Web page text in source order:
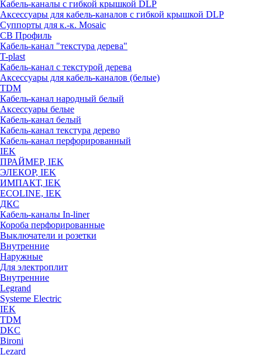
Кабель-каналы с гибкой крышкой DLP
Аксессуары для кабель-каналов с гибкой крышкой DLP
Суппорты для к.-к. Mosaic
СВ Профиль
Кабель-канал "текстура дерева"
T-plast
Кабель-канал с текстурой дерева
Аксессуары для кабель-каналов (белые)
TDM
Кабель-канал народный белый
Аксессуары белые
Кабель-канал белый
Кабель-канал текстура дерево
Кабель-канал перфорированный
IEK
ПРАЙМЕР, IEK
ЭЛЕКОР, IEK
ИМПАКТ, IEK
ECOLINE, IEK
ДКС
Кабель-каналы In-liner
Короба перфорированные
Выключатели и розетки
Внутренние
Наружные
Для электроплит
Внутренние
Legrand
Systeme Electric
IEK
TDM
DKC
Bironi
Lezard